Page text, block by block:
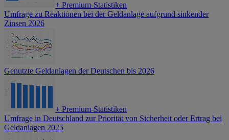
+ Premium-Statistiken
Umfrage zu Reaktionen bei der Geldanlage aufgrund sinkender
Zinsen 2026
Genutzte Geldanlagen der Deutschen bis 2026
+ Premium-Statistiken
Umfrage in Deutschland zur Priorität von Sicherheit oder Ertrag bei
Geldanlagen 2025